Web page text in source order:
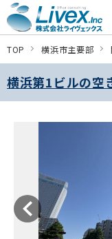
TOP 横浜市主要部
横浜第1ビルの空